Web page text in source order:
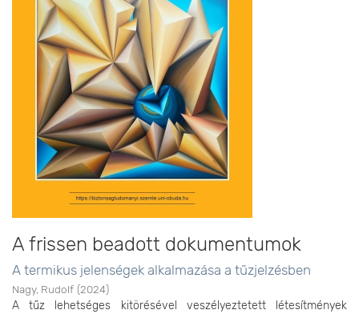
A frissen beadott dokumentumok
A termikus jelenségek alkalmazása a tűzjelzésben
Nagy, Rudolf (2024)
A tűz lehetséges kitörésével veszélyeztetett létesítmények